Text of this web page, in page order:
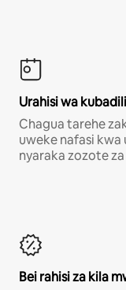
Urahisi wa
Chagua tarehe
uweke nafasi
nyaraka zozote
Bei rahisi za kila